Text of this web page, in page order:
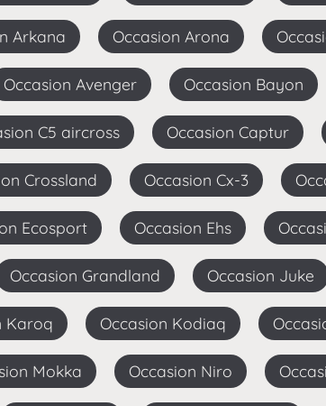
Arkana Occasion Arona
Occasion Avenger Occasion Bayon
C5 aircross Occasion Captur
Crossland Occasion Cx-3
Ecosport Occasion Ehs
Occasion Grandland Occasion Juke
Karoq Occasion Kodiaq
Mokka Occasion Niro